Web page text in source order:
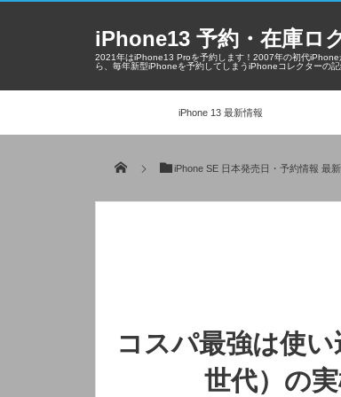
iPhone13 予約・在庫ロ
2021年はiPhone13 Proを予約します！2007年の初代iPhone
ら、毎年新型iPhoneを予約してしまうiPhoneコレクターの
iPhone 13 最新情報
iPhone SE 日本発売日・予約情報 最
コスパ最強は使
世代）の